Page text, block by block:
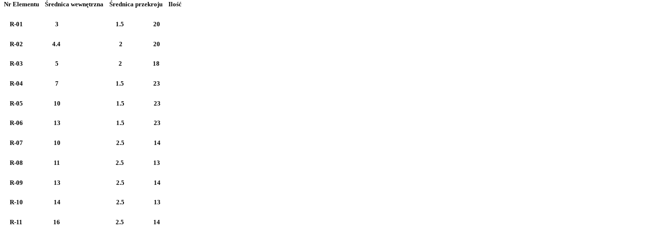
Nr Elementu Średnica wewnętrzna Średnica przekroju Ilość
R-01 3 1.5 20
R-02 4.4 2 20
R-03 5 2 18
R-04 7 1.5 23
R-05 10 1.5 23
R-06 13 1.5 23
R-07 10 2.5 14
R-08 11 2.5 13
R-09 13 2.5 14
R-10 14 2.5 13
R-11 16 2.5 14